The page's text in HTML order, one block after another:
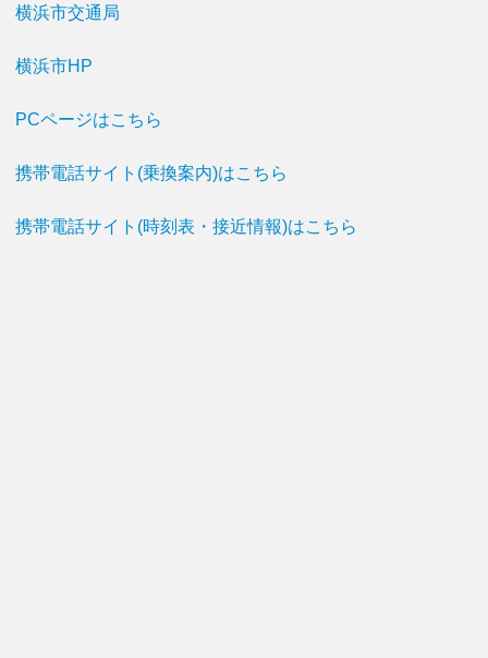
横浜市交通局
横浜市HP
PCページはこちら
携帯電話サイト(乗換案内)はこちら
携帯電話サイト(時刻表・接近情報)はこちら